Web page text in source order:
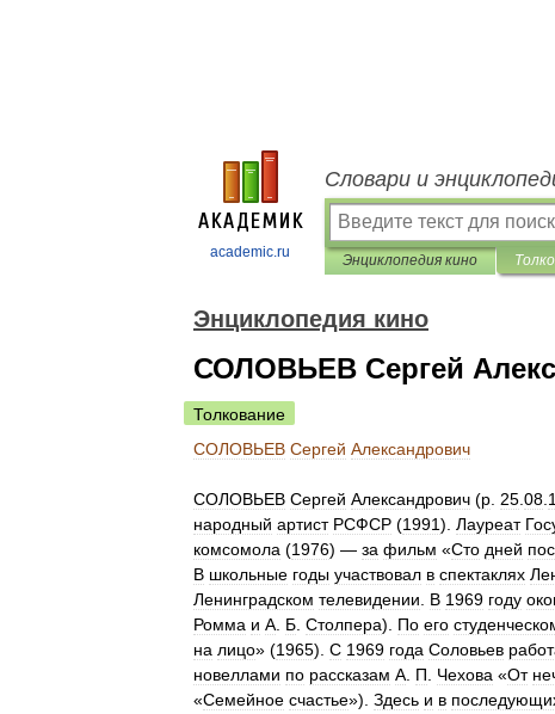
academic.ru
Словари и
Энциклопедия кино
Энциклопедия кино
СОЛОВЬЕВ Сергей
Толкование
СОЛОВЬЕВ Сергей Александрович
СОЛОВЬЕВ Сергей Александрович (р 25 08
народный артист РСФСР (1991). Лауреат
комсомола (1976) — за фильм «Сто дней
В школьные годы участвовал в спектаклях
Ленинградском телевидении В 1969 году
Ромма и А Б Столпера). По его
на лицо» (1965). С 1969 года Соловьев
новеллами по рассказам А П Чехова «От
«Семейное счастье»). Здесь и в